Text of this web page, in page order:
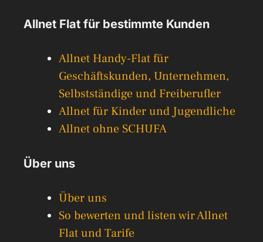
Allnet Flat für bestimmte Kunden
Allnet Handy-Flat für
Geschäftskunden, Unternehmen,
Selbstständige und Freiberufler
Allnet für Kinder und Jugendliche
Allnet ohne SCHUFA
Über uns
Über uns
So bewerten und listen wir Allnet
Flat und Tarife